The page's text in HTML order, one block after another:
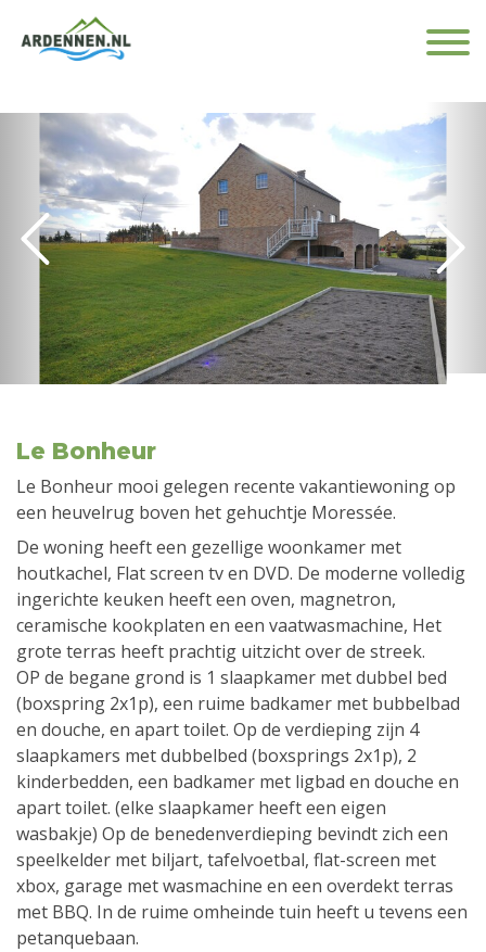
Le Bonheur
Le Bonheur mooi gelegen recente vakantiewoning op
een heuvelrug boven het gehuchtje Moressée.
De woning heeft een gezellige woonkamer met
houtkachel, Flat screen tv en DVD. De moderne volledig
ingerichte keuken heeft een oven, magnetron,
ceramische kookplaten en een vaatwasmachine, Het
grote terras heeft prachtig uitzicht over de streek.
OP de begane grond is 1 slaapkamer met dubbel bed
(boxspring 2x1p), een ruime badkamer met bubbelbad
en douche, en apart toilet. Op de verdieping zijn 4
slaapkamers met dubbelbed (boxsprings 2x1p), 2
kinderbedden, een badkamer met ligbad en douche en
apart toilet. (elke slaapkamer heeft een eigen
wasbakje) Op de benedenverdieping bevindt zich een
speelkelder met biljart, tafelvoetbal, flat-screen met
xbox, garage met wasmachine en een overdekt terras
met BBQ. In de ruime omheinde tuin heeft u tevens een
petanquebaan.